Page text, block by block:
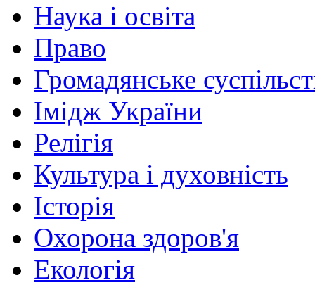
Наука і освіта
Право
Громадянське
Імідж України
Релігія
Культура і духовність
Історія
Охорона здоров'я
Екологія